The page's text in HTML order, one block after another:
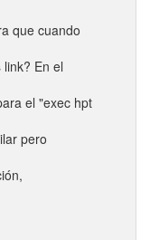
que cuando
En el
el "exec hpt
pero